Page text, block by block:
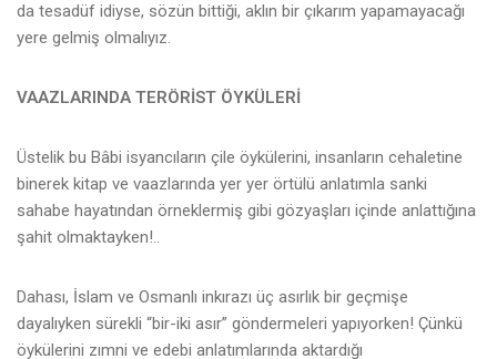
da tesadüf idiyse, sözün bittiği, aklın bir çıkarım yapamayacağı
yere gelmiş olmalıyız.
VAAZLARINDA TERÖRİST ÖYKÜLERİ
Üstelik bu Bâbi isyancıların çile öykülerini, insanların cehaletine
binerek kitap ve vaazlarında yer yer örtülü anlatımla sanki
sahabe hayatından örneklermiş gibi gözyaşları içinde anlattığına
şahit olmaktayken!..
Dahası, İslam ve Osmanlı inkırazı üç asırlık bir geçmişe
dayalıyken sürekli “bir-iki asır” göndermeleri yapıyorken! Çünkü
öykülerini zımni ve edebi anlatımlarında aktardığı